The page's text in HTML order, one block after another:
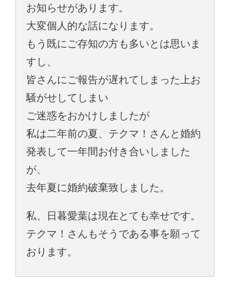
お知らせがあります。
大変個人的な話になります。
もう既にご存知の方も多いとは思いま
すし、
皆さんにご報告が遅れてしまった上お
騒がせしてしまい
ご迷惑をおかけしましたが
私は二年前の夏、テクマ！さんと婚約
発表して一年間お付き合いしました
が、
去年夏に婚約破棄致しました。
私、日暮愛葉は現在とても幸せです。
テクマ！さんもそうである事を願って
おります。